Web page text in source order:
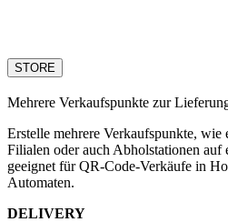
STORE
Mehrere Verkaufspunkte zur
Erstelle mehrere Verkaufspunkte, wie
Filialen oder auch Abholstationen auf
geeignet für QR-Code-Verkäufe in
Automaten.
DELIVERY